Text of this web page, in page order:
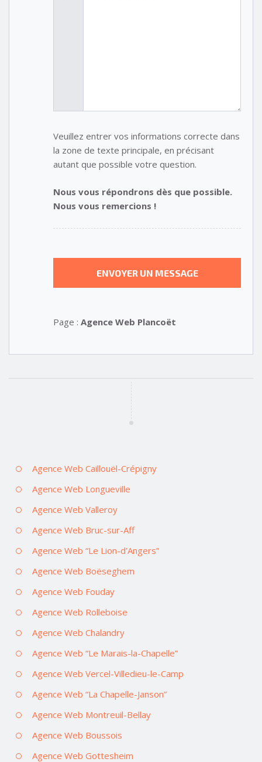
Veuillez entrer vos informations correcte dans
la zone de texte principale, en précisant
autant que possible votre question.
Nous vous répondrons dès que possible.
Nous vous remercions !
Page : Agence Web Plancoët
Agence Web Caillouël-Crépigny
Agence Web Longueville
Agence Web Valleroy
Agence Web Bruc-sur-Aff
Agence Web “Le Lion-d’Angers”
Agence Web Boëseghem
Agence Web Fouday
Agence Web Rolleboise
Agence Web Chalandry
Agence Web “Le Marais-la-Chapelle”
Agence Web Vercel-Villedieu-le-Camp
Agence Web “La Chapelle-Janson”
Agence Web Montreuil-Bellay
Agence Web Boussois
Agence Web Gottesheim